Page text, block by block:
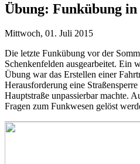
Übung: Funkübung in
Mittwoch, 01. Juli 2015
Die letzte Funkübung vor der
Schenkenfelden ausgearbeitet. Ein
Übung war das Erstellen einer
Herausforderung eine
Hauptstraße unpassierbar machte.
Fragen zum Funkwesen gelöst